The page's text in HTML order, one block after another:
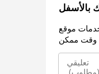
بالأسفل
خدمات موقع